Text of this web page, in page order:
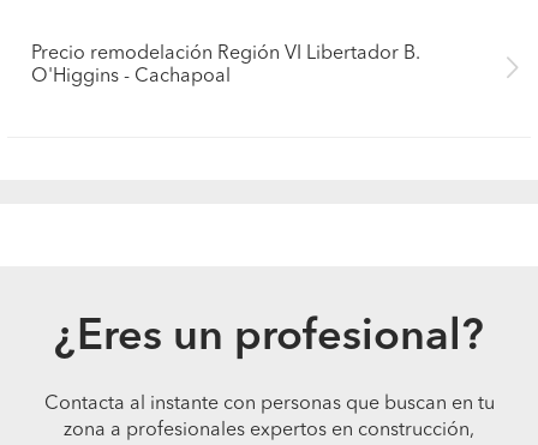
Precio remodelación Región VI Libertador B.
O'Higgins - Cachapoal
¿Eres un profesional?
Contacta al instante con personas que buscan en tu
zona a profesionales expertos en construcción,